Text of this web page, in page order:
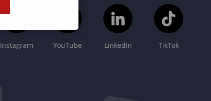
Instagram YouTube LinkedIn TikTok